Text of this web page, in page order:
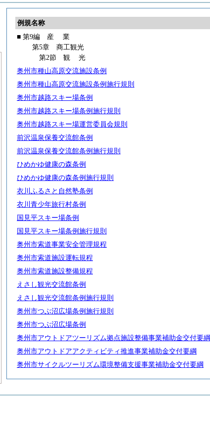
例規名称
■ 第9編 産 業
第5章 商工観光
第2節 観光
奥州市種山高原交流施設条例
奥州市種山高原交流施設条例施行規則
奥州市越路スキー場条例
奥州市越路スキー場条例施行規則
奥州市越路スキー場運営委員会規則
前沢温泉保養交流館条例
前沢温泉保養交流館条例施行規則
ひめかゆ健康の森条例
ひめかゆ健康の森条例施行規則
衣川ふるさと自然塾条例
衣川青少年旅行村条例
国見平スキー場条例
国見平スキー場条例施行規則
奥州市索道事業安全管理規程
奥州市索道施設運転規程
奥州市索道施設整備規程
えさし観光交流館条例
えさし観光交流館条例施行規則
奥州市つぶ沼広場条例施行規則
奥州市つぶ沼広場条例
奥州市アウトドアツーリズム拠点施設整備事業補助金交付要綱
奥州市アウトドアアクティビティ推進事業補助金交付要綱
奥州市サイクルツーリズム環境整備支援事業補助金交付要綱